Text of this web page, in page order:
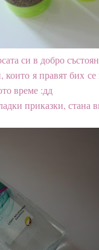
си в добро
я правят бих
време :дд
приказки, стана